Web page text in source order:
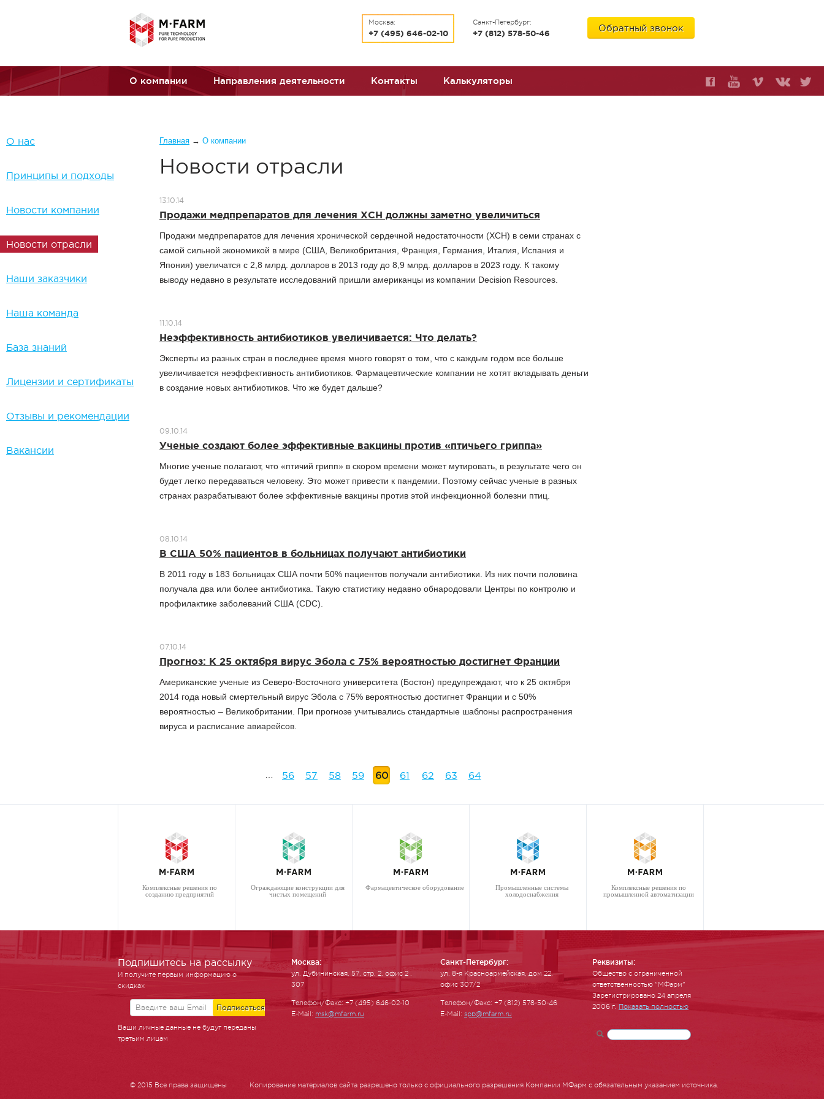
Москва:
+7 (495) 646-02-10
Санкт-Петербург:
+7 (812) 578-50-46
Обратный звонок
О компании Направления деятельности Контакты Калькуляторы
О нас
Принципы и подходы
Новости компании
Новости отрасли
Наши заказчики
Наша команда
База знаний
Лицензии и сертификаты
Отзывы и рекомендации
Вакансии
Вы здесь
Главная → О компании
Новости отрасли
13.10.14
Продажи медпрепаратов для лечения ХСН должны заметно увеличиться
Продажи медпрепаратов для лечения хронической сердечной недостаточности (ХСН) в семи странах с
самой сильной экономикой в мире (США, Великобритания, Франция, Германия, Италия, Испания и
Япония) увеличатся с 2,8 млрд. долларов в 2013 году до 8,9 млрд. долларов в 2023 году. К такому
выводу недавно в результате исследований пришли американцы из компании Decision Resources.
11.10.14
Неэффективность антибиотиков увеличивается: Что делать?
Эксперты из разных стран в последнее время много говорят о том, что с каждым годом все больше
увеличивается неэффективность антибиотиков. Фармацевтические компании не хотят вкладывать деньги
в создание новых антибиотиков. Что же будет дальше?
09.10.14
Ученые создают более эффективные вакцины против «птичьего гриппа»
Многие ученые полагают, что «птичий грипп» в скором времени может мутировать, в результате чего он
будет легко передаваться человеку. Это может привести к пандемии. Поэтому сейчас ученые в разных
странах разрабатывают более эффективные вакцины против этой инфекционной болезни птиц.
08.10.14
В США 50% пациентов в больницах получают антибиотики
В 2011 году в 183 больницах США почти 50% пациентов получали антибиотики. Из них почти половина
получала два или более антибиотика. Такую статистику недавно обнародовали Центры по контролю и
профилактике заболеваний США (CDC).
07.10.14
Прогноз: К 25 октября вирус Эбола с 75% вероятностью достигнет Франции
Американские ученые из Северо-Восточного университета (Бостон) предупреждают, что к 25 октября
2014 года новый смертельный вирус Эбола с 75% вероятностью достигнет Франции и с 50%
вероятностью – Великобритании. При прогнозе учитывались стандартные шаблоны распространения
вируса и расписание авиарейсов.
56 57 58 59 60 61 62 63 64
Комплексные решения по
созданию предприятий
Ограждающие конструкции для
чистых помещений
Фармацевтическое оборудование
Промышленные системы
холодоснабжения
Комплексные решения по
промышленной автоматизации
Подпишитесь на рассылку
И получите первым информацию о
скидках
Ваши личные данные не будут переданы
третьим лицам
Москва:
ул. Ду­бинин­ская, 57, стр. 2, офис 2 .
307
Телефон/Факс: +7 (495) 646-02-10
E-Mail: msk@mfarm.ru
Санкт-Петербург:
ул. 8-я Красноармейская, дом 22,
офис 307/2
Телефон/Факс: +7 (812) 578-50-46
E-Mail: spb@mfarm.ru
Реквизиты:
Общество с ограниченной
ответственностью "МФарм"
Зарегистрировано 24 апреля
2006 г. Показать полностью
Копирование материалов сайта разрешено только с официального разрешения Компании МФарм с обязательным указанием источника.
© 2015 Все права защищены